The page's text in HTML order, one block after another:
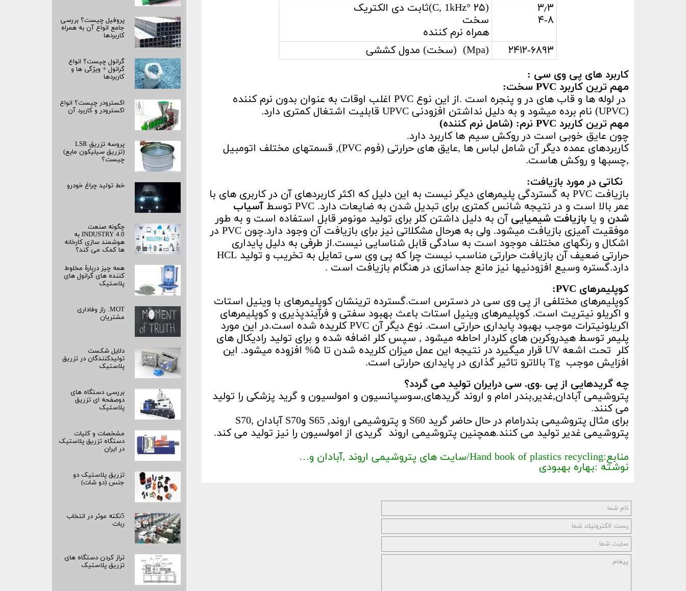
۳٫۳
۴-۸
(۲۵ °C, 1kHz)ثابت دی الکتریک
سخت
همراه نرم کننده
۲۴۱۲-۶۸۹۳
(Mpa) (سخت) مدول کششی
کاربرد های پی وی سی :
مهم ترین کاربرد PVC سخت:
در لوله ها و قاب های در و پنجره است .از این نوع PVC اغلب اوقات به عنوان بدون نرم کننده
(UPVC) نام برده میشود و به دلیل نداشتن افزودنی UPVC قابلیت اشتغال کمتری دارد.
مهم ترین کاربرد PVC نرم: (شامل نرم کننده)
چون عایق خوبی است در روکش سیم ها کاربرد دارد.
کاربردهای عمده دیگر آن شامل لباس ها ,عایق های حرارتی (فوم PVC), قسمتهای مختلف اتومبیل
,چسبها و روکش هاست.
نکاتی در مورد بازیافت:
بازیافت PVC به گستردگی پلیمرهای دیگر نیست به این دلیل که اکثر کاربردهای آن در کاربری های با
عمر بالا است و در نتیجه شانس کمتری برای تبدیل شدن به ضایعات دارد. PVC توسط
آسیاب
شدن و یا بازیافت شیمیایی آن به دلیل داشتن کلر برای تولید مونومر قابل استفاده است و به طور
موفقیت آمیزی بازیافت میشود. ولی به هرحال مشکلاتی نیز برای بازیافت آن وجود دارد.چون PVC در
اشکال و رنگهای مختلف موجود است به سادگی قابل شناسایی نیست.از طرفی به دلیل پایداری
حرارتی ضعیف آن بازیافت حرارتی مناسب نیست چرا که پی وی سی تمایل به تخریب و تولید HCL
دارد.گستره وسیع افزودنیها نیز مانع جداسازی در هنگام بازیافت است .
کوپلیمرهای PVC:
کوپلیمرهای مختلفی از پی وی سی در دسترس است.گسترده ترینشان کوپلیمرهای با وینیل استات
و اکریلو نیتریت است. کوپلیمرهای وینیل استات باعث بهبود سفتی و فرآیندپذیری و کوپلیمرهای
اکریلونیترات موجب بهبود پایداری حرارتی است. نوع دیگر آن PVC کلریده شده است.در این مورد
پلیمر توسط هیدروکربن های کلردار احاطه میشود , سپس کلر اضافه شده و برای تولید رادیکال های
کلر تحت اشعه UV قرار میگیرد در نتیجه این عمل میزان کلریده شدن تا ۵% افزوده میشود. این
افزایش موجب Tg بالاترو تاثیر گذاری در پایداری حرارتی است.
چه گریدهایی از پی .وی. سی درایران تولید می گردد؟
پتروشیمی آبادان,غدیر,بندر امام و اروند گریدهای,سوسپانسیون و امولسیون و گرید پزشکی را تولید
می کنند.
برای مثال پتروشیمی بندرامام در حال حاضر گرید S60 و پتروشیمی اروند, S65 وS70 آبادان ,S70
پتروشیمی غدیر تولید می کنند.همچنین پتروشیمی اروند گریدی از امولسیون را نیز تولید می کند.
منابع:Hand book of plastics recycling/
سایت های پتروشیمی اروند ,آبادان و…
نوشته :بهاره بهبودی
پروفیل چیست؟ بررسی
جامع انواع آن به همراه
کاربردها
گرانول چیست؟ انواع
گرانول + ویژگی ها و
کاربردها
اکسترودر چیست؟ انواع
اکسترودر و کاربرد آن
پروسه تزریق LSR
(تزریق سیلیکون مایع)
چیست؟
خط تولید چراغ خودرو
چگونه صنعت
INDUSTRY 4.0 به
هوشمند سازی کارخانه
ها کمک می کند؟
همه چیز دربارۀ مخلوط
کننده های گرانول های
پلاستیک
MOT: راز وفاداری
مشتریان
دلایل شکست
تولیدکنندگان در تزریق
پلاستیک
بررسی دستگاه های
دوصفحه ای تزریق
پلاستیک
مشخصات و کلیات
دستگاه تزریق پلاستیک
در ایران
تزریق پلاستیک دو
جنس (دو شات)
5نکته موثر در انتخاب
ربات
تراز کردن دستگاه های
تزریق پلاستیک